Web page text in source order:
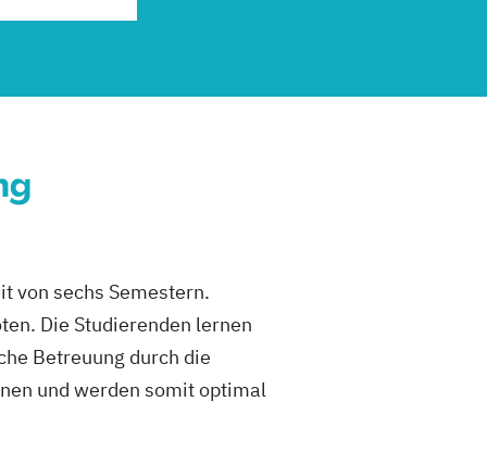
von sechs Semestern.
Die Studierenden lernen
Betreuung durch die
und werden somit optimal